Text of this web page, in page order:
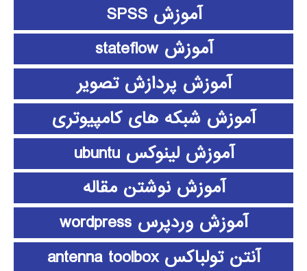
آموزش SPSS
آموزش stateflow
آموزش پردازش تصویر
آموزش شبکه های کامپیوتری
آموزش لینوکس ubuntu
آموزش نوشتن مقاله
آموزش وردپرس wordpress
آنتن تولباکس antenna toolbox